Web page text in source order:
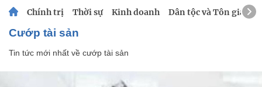
Chính trị Thời sự Kinh doanh Dân tộc và Tôn giáo
cướp tài sản
Tin tức mới nhất về cướp tài sản